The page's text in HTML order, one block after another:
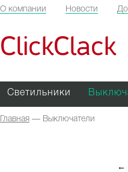
О компании Новости
ClickClack
Светильники
Главная — Выключатели
←